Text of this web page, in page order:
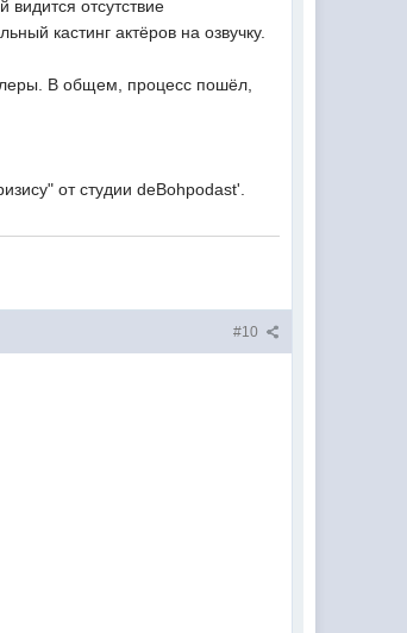
отсутствие
кастинг актёров на озвучку.
В общем, процесс пошёл,
от студии deBohpodast'.
#10